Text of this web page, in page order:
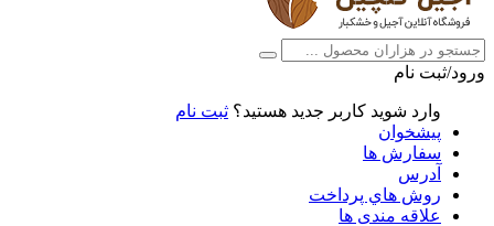
ورود/ثبت نام
وارد شوید کاربر جدید هستید؟ ثبت نام
پیشخوان
سفارش ها
آدرس
روش هاي پرداخت
علاقه مندی ها